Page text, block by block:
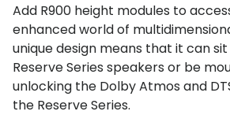
Add R900 height modules to
enhanced world of
unique design means that it can
Reserve Series speakers or be
unlocking the Dolby Atmos and
the Reserve Series.